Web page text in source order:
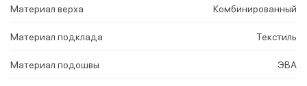
Материал верха Комбинированный
Материал подклада Текстиль
Материал подошвы ЭВА